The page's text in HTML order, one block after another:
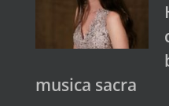
musica sacra